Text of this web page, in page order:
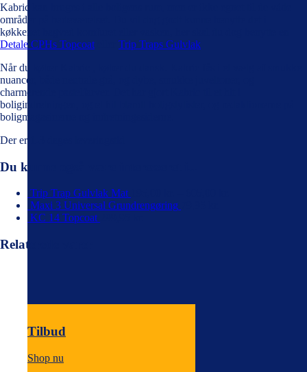
Tilbud
Shop nu
Kabric kan bruges i alle boligens rum, men er ikke egnet til de våde
områder på badeværelset. Du vil dog godt kunne benytte det i
køkkenet bagved komfuret eller vasken, her skal du dog benytte en
Detale CPHs Topcoat
Trip Traps Gulvlak
Når du køber Kabric , køber du dansk. Kabric fås i et vælg af smukke
nuancer, både neutrale grå, og dybe, smukke juveltoner, og
charmerende pastelfarver. Det har gjort Kabric til et hit i
boligindretningen, og et hit blandt boligstylister, og redaktionerne på
boligmagasinerne og indretningssiderne.
Der er 1-3 dages leveringstid
Du kunne også være interesseret i...
Trip Trap Gulvlak Mat
Maxi 3 Universal Grundrengøring
KC 14 Topcoat
Relaterede varer